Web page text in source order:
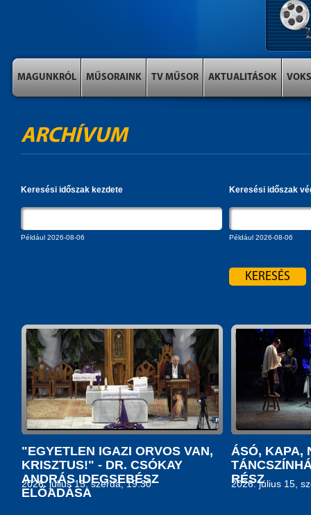
MAGUNKRÓL MŰSORAINK TV MŰSOR AKTUALITÁSOK VOKS
ARCHÍVUM
Keresési időszak kezdete
Például 2026-08-06
Keresési időszak
Például 2026-08-06
"EGYETLEN IGAZI ORVOS VAN,
KRISZTUS!" - DR. CSÓKAY
ANDRÁS IDEGSEBÉSZ
ELŐADÁSA
2026. július 15, szerda, 19:30
ÁSÓ, KAPA,
RÉSZ
2026. július 15,